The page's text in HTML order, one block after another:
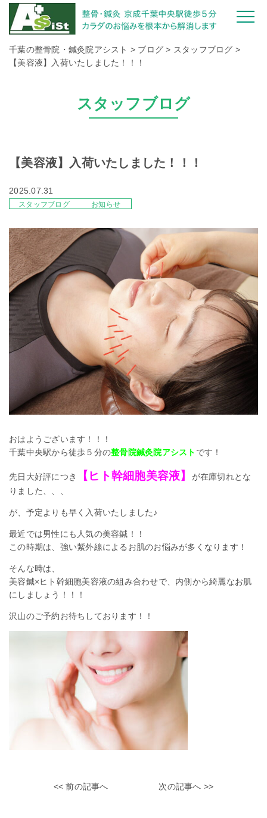
千葉の整骨院・鍼灸院アシスト > ブログ > スタッフブログ >
【美容液】入荷いたしました！！！
スタッフブログ
【美容液】入荷いたしました！！！
2025.07.31
スタッフブログ お知らせ
おはようございます！！！
千葉中央駅から徒歩５分の整骨院鍼灸院アシスト です！
先日大好評につき 【ヒト幹細胞美容液】
が在庫切れとな
りました、、、
が、予定よりも早く入荷いたしました♪
最近では男性にも人気の美容鍼！！
この時期は、強い紫外線によるお肌のお悩みが多くなります！
そんな時は、
美容鍼×ヒト幹細胞美容液の組み合わせで、内側から綺麗なお肌
にしましょう！！！
沢山のご予約お待ちしております！！
<< 前の記事へ 次の記事へ >>